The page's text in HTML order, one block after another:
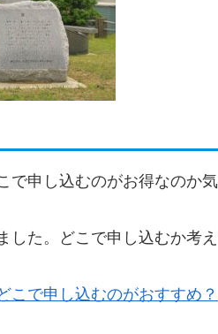
で申し込むのがお得なのか
した。どこで申し込むか考
こで申し込むのがおすすめ？